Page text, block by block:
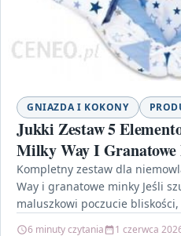
GNIAZDA I KOKONY
Jukki Zestaw 5
Milky Way I
Kompletny zestaw dla
Way i granatowe minky Jeśli
maluszkowi poczucie
6 minuty czytania 1 czerwca